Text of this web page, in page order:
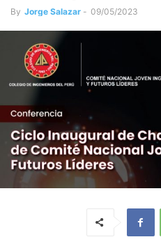
By Jorge Salazar - 09/05/2023